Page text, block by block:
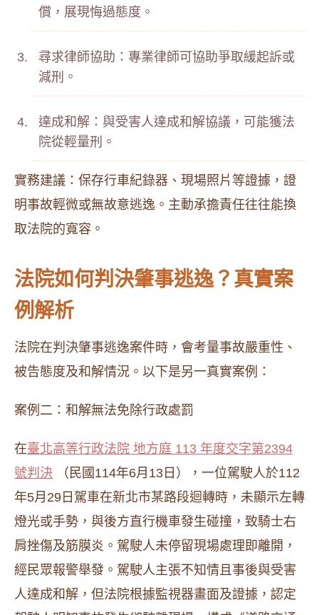
償，展現悔過態度。
尋求律師協助：專業律師可協助爭取緩起訴或
減刑。
達成和解：與受害人達成和解協議，可能獲法
院從輕量刑。
實務建議：保存行車紀錄器、現場照片等證據，證
明事故輕微或無故意逃逸。主動承擔責任往往能換
取法院的寬容。
法院如何判決肇事逃逸？真實案
例解析
法院在判決肇事逃逸案件時，會考量事故嚴重性、
被告態度及和解情況。以下是另一真實案例：
案例二：和解無法免除行政處罰
在臺北高等行政法院 地方庭 113 年度交字第2394
號判決 （民國114年6月13日），一位駕駛人於112
年5月29日駕車在新北市某路段迴轉時，未顯示左轉
燈光或手勢，與後方直行機車發生碰撞，致騎士右
肩挫傷及筋膜炎。駕駛人未停留現場處理即離開，
經民眾報警舉發。駕駛人主張不知情且事後與受害
人達成和解，但法院根據監視器畫面及證據，認定